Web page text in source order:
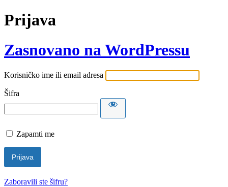
Prijava
Zasnovano na WordPressu
Korisničko ime ili email adresa
Šifra
Zapamti me
Zaboravili ste šifru?